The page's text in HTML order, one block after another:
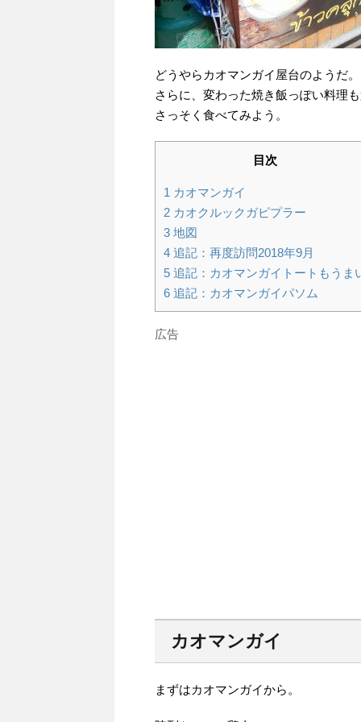
どうやらカオマンガイ屋台のようだ。
さらに、変わった焼き飯っぽい料理
さっそく食べてみよう。
目次
1 カオマンガイ
2 カオクルックガピプラー
3 地図
4 追記：再度訪問2018年9月
5 追記：カオマンガイトートもうま
6 追記：カオマンガイパソム
広告
カオマンガイ
まずはカオマンガイから。